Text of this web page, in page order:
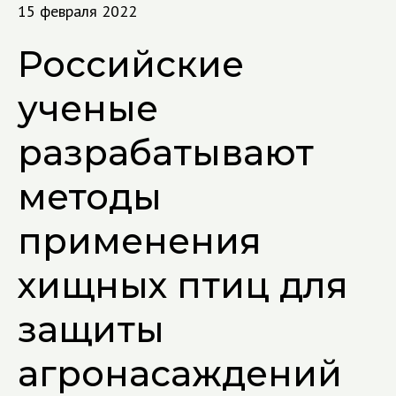
15 февраля 2022
Российские
ученые
разрабатывают
методы
применения
хищных птиц для
защиты
агронасаждений